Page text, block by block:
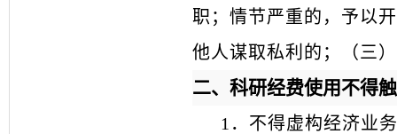
职；情节严重的，予以
他人谋取私利的；（三
二、科研经费使用不得
1．不得虚构经济业